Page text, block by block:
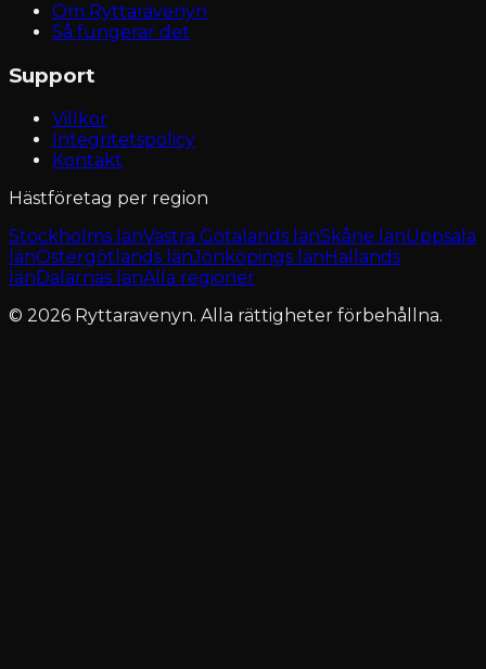
Om Ryttaravenyn
Så fungerar det
Support
Villkor
Integritetspolicy
Kontakt
Hästföretag per region
Stockholms länVästra Götalands länSkåne länUppsala
länÖstergötlands länJönköpings länHallands
länDalarnas länAlla regioner
© 2026 Ryttaravenyn. Alla rättigheter förbehållna.